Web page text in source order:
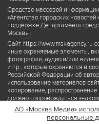
Средство массовой
«Агентство городских
поддержке Департамента
Москвы.
Сайт https://www.mskagency.ru
иные охраняемые элементы,
фотографии, аудио и/или
и пр., которые охраняются в
Российской Федерации об
использование материалов
копирование,
должно сопровождаться
правообладателя © АО
www.mskagency.ru как на
материалов сайта
АО «Москва Медиа»
персональные